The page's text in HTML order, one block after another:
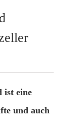
ist eine
und auch